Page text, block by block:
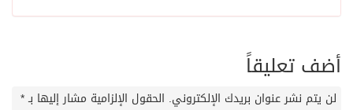
أضف تعليقاً
لن يتم نشر عنوان بريدك الإلكتروني. الحقول الإلزامية مشار إليها بـ*